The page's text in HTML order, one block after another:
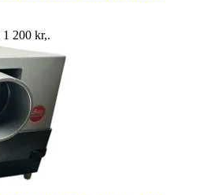
1 200 kr,.